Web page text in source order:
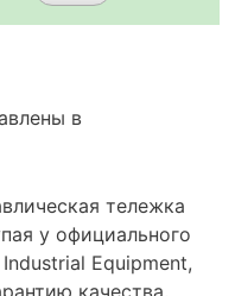
в
тележка
у официального
Equipment,
качества,